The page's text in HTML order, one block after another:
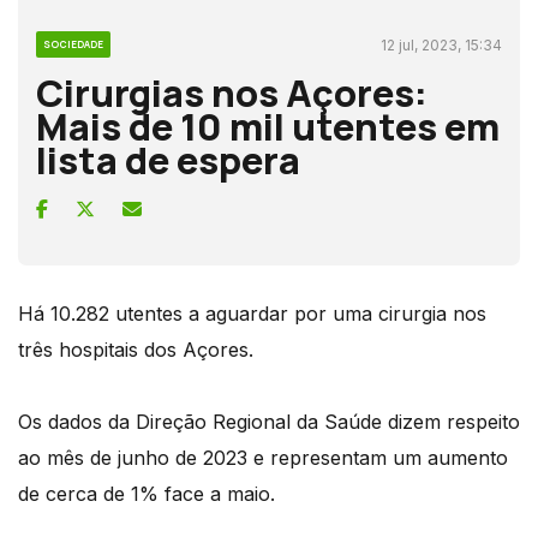
SOCIEDADE 12 jul, 2023, 15:34
Cirurgias nos Açores:
Mais de 10 mil utentes em
lista de espera
Há 10.282 utentes a aguardar por uma cirurgia nos
três hospitais dos Açores.
Os dados da Direção Regional da Saúde dizem respeito
ao mês de junho de 2023 e representam um aumento
de cerca de 1% face a maio.